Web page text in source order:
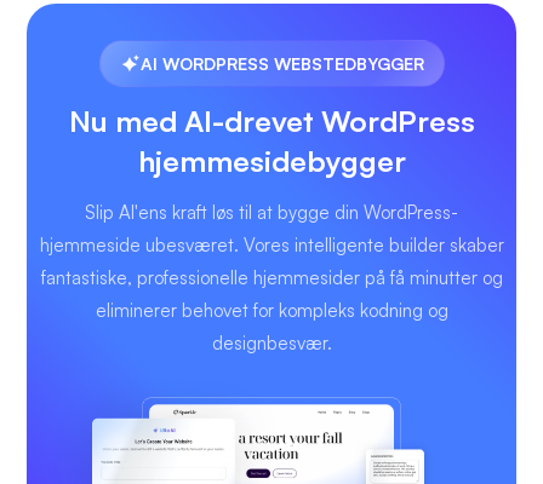
AI WORDPRESS WEBSTEDBYGGER
Nu med AI-drevet WordPress
hjemmesidebygger
Slip AI'ens kraft løs til at bygge din WordPress-
hjemmeside ubesværet. Vores intelligente builder skaber
fantastiske, professionelle hjemmesider på få minutter og
eliminerer behovet for kompleks kodning og
designbesvær.